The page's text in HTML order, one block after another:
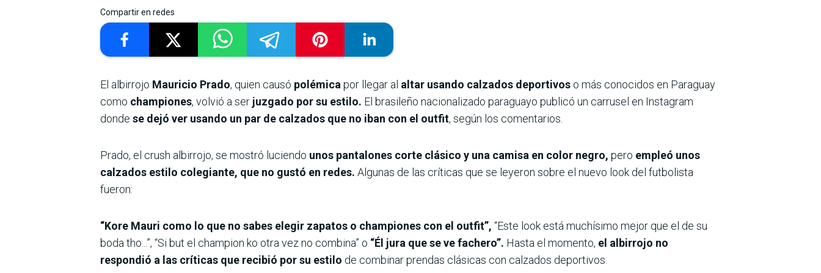
Compartir en redes
El albirrojo Mauricio Prado, quien causó polémica por llegar al altar usando calzados deportivos o más conocidos en Paraguay
como championes, volvió a ser juzgado por su estilo. El brasileño nacionalizado paraguayo publicó un carrusel en Instagram
donde se dejó ver usando un par de calzados que no iban con el outfit, según los comentarios.
Prado, el crush albirrojo, se mostró luciendo unos pantalones corte clásico y una camisa en color negro, pero empleó unos
calzados estilo colegiante, que no gustó en redes. Algunas de las críticas que se leyeron sobre el nuevo look del futbolista
fueron:
“Kore Mauri como lo que no sabes elegir zapatos o championes con el outfit”, “Este look está muchísimo mejor que el de su
boda tho...”, “Si but el champion ko otra vez no combina” o “Él jura que se ve fachero”. Hasta el momento, el albirrojo no
respondió a las críticas que recibió por su estilo de combinar prendas clásicas con calzados deportivos.